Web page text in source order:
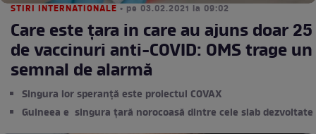
STIRI INTERNATIONALE • pe 03.02.2021 la 09:02
Care este țara in care au ajuns doar 25
de vaccinuri anti-COVID: OMS trage un
semnal de alarmă
Singura lor speranță este proiectul COVAX
Guineea e singura țară norocoasă dintre cele slab dezvoltate